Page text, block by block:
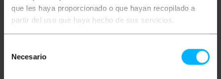
que les haya proporcionado o que hayan recopilado a
partir del uso que haya hecho de sus servicios.
Necesario
Plus d'informations